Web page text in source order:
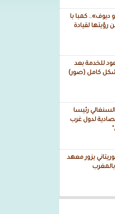
كمبا با
رؤيتها لقيادة
للخدمة بعد
بشكل كامل (صور)
رئيسا
لدول غرب
يزور معهد